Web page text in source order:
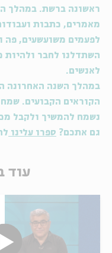
ראשונה ברשת. במהלך
מאמרים, כתבות
לפעמים משועשעים, פה
השתדלנו לחבר ולהיות
לאנשים.
במהלך השנה האחרונה
הקוראים הקבועים.
נשמח להמשיך ולקבל
גם אתכם? ספרו עלינו
עוד